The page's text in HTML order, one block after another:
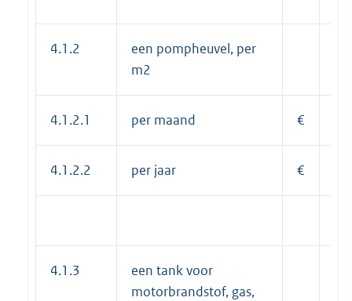
4.1.2
een pompheuvel, per
m2
4.1.2.1 per maand €
4.1.2.2 per jaar €
4.1.3
een tank voor
motorbrandstof, gas,